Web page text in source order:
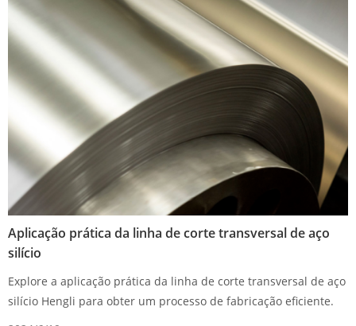
Aplicação prática da linha de corte transversal de aço
silício
Explore a aplicação prática da linha de corte transversal de aço
silício Hengli para obter um processo de fabricação eficiente.